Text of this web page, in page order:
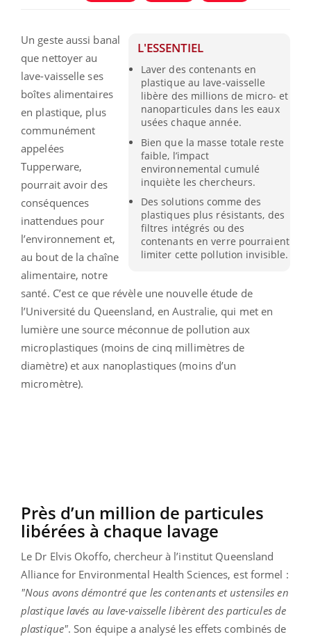
L'ESSENTIEL
Laver des contenants en
plastique au lave-vaisselle
libère des millions de micro- et
nanoparticules dans les eaux
usées chaque année.
Bien que la masse totale reste
faible, l’impact
environnemental cumulé
inquiète les chercheurs.
Des solutions comme des
plastiques plus résistants, des
filtres intégrés ou des
contenants en verre pourraient
limiter cette pollution invisible.
Un geste aussi banal
que nettoyer au
lave-vaisselle ses
boîtes alimentaires
en plastique, plus
communément
appelées
Tupperware,
pourrait avoir des
conséquences
inattendues pour
l’environnement et,
au bout de la chaîne
alimentaire, notre
santé. C’est ce que révèle une nouvelle étude de
l’Université du Queensland, en Australie, qui met en
lumière une source méconnue de pollution aux
microplastiques (moins de cinq millimètres de
diamètre) et aux nanoplastiques (moins d’un
micromètre).
Près d’un million de particules
libérées à chaque lavage
Le Dr Elvis Okoffo, chercheur à l’institut Queensland
Alliance for Environmental Health Sciences, est formel :
"Nous avons démontré que les contenants et ustensiles en
plastique lavés au lave-vaisselle libèrent des particules de
plastique". Son équipe a analysé les effets combinés de